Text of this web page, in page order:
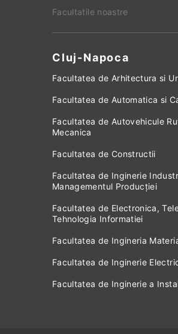
Facultatile noastre
Cluj-Napoca
Facultatea de Arhitectura si
Facultatea de Automatica si
Facultatea de Autovehicule
Mecanica
Facultatea de Constructii
Facultatea de Inginerie
Managementul Producției
Facultatea de Electronica,
Tehnologia Informatiei
Facultatea de Ingineria
Facultatea de Inginerie
Facultatea de Inginerie a